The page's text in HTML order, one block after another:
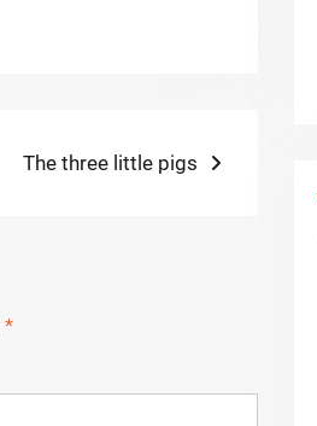
Next
The three little pigs
*